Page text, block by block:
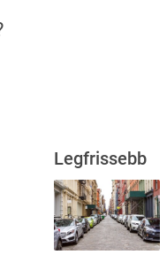
Legfrissebb